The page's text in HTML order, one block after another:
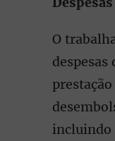
O
despesas
incluindo